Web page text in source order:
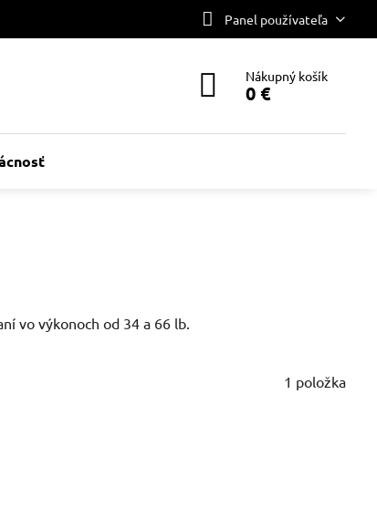
Panel používateľa
Nákupný košík
0 €
vo výkonoch od 34 a 66 lb.
1 položka